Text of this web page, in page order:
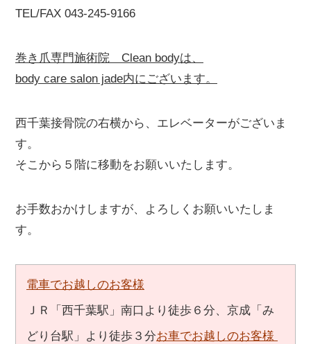
TEL/FAX 043-245-9166
巻き爪専門施術院 Clean bodyは、
body care salon jade内にございます。
西千葉接骨院の右横から、エレベーターがございま
す。
そこから５階に移動をお願いいたします。
お手数おかけしますが、よろしくお願いいたしま
す。
電車でお越しのお客様
ＪＲ「西千葉駅」南口より徒歩６分、京成「み
どり台駅」より徒歩３分お車でお越しのお客様